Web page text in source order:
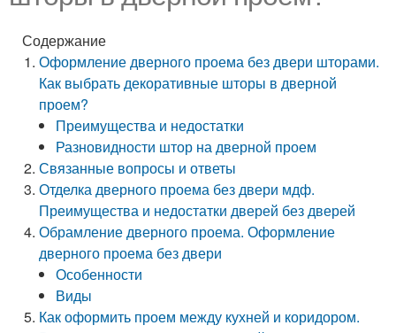
Содержание
Оформление дверного проема без двери шторами.
Как выбрать декоративные шторы в дверной
проем?
Преимущества и недостатки
Разновидности штор на дверной проем
Связанные вопросы и ответы
Отделка дверного проема без двери мдф.
Преимущества и недостатки дверей без дверей
Обрамление дверного проема. Оформление
дверного проема без двери
Особенности
Виды
Как оформить проем между кухней и коридором.